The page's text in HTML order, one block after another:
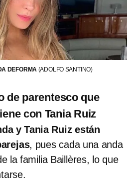
DEFORMA (ADOLFO SANTINO)
de parentesco que
con Tania Ruiz
y Tania Ruiz están
, pues cada una anda
la familia Baillères, lo que